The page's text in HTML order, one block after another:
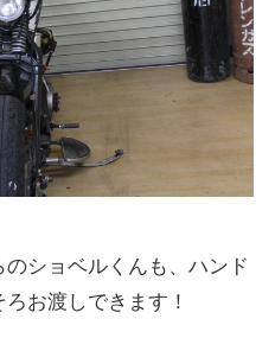
ショベルくんも、ハンド
お渡しできます！